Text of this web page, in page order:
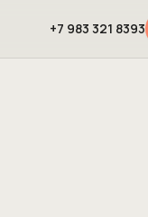
+7 983 321 8393